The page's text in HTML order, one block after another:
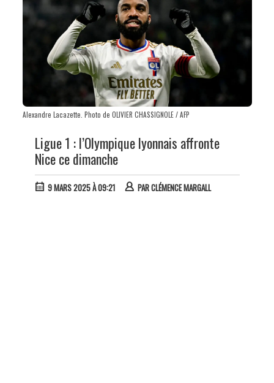
Alexandre Lacazette. Photo de OLIVIER CHASSIGNOLE / AFP
Ligue 1 : l’Olympique lyonnais affronte
Nice ce dimanche
9 MARS 2025 À 09:21 PARCLÉMENCE MARGALL